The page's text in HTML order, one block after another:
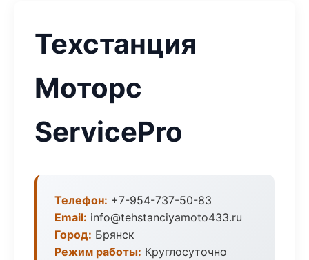
Техстанция
Моторс
ServicePro
Телефон: +7-954-737-50-83
Email: info@tehstanciyamoto433.ru
Город: Брянск
Режим работы: Круглосуточно